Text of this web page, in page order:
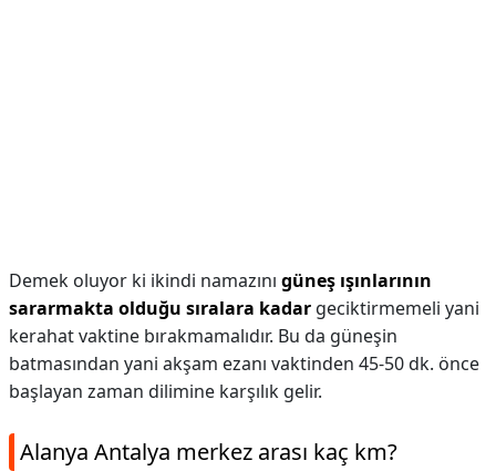
Demek oluyor ki ikindi namazını güneş ışınlarının
sararmakta olduğu sıralara kadar geciktirmemeli yani
kerahat vaktine bırakmamalıdır. Bu da güneşin
batmasından yani akşam ezanı vaktinden 45-50 dk. önce
başlayan zaman dilimine karşılık gelir.
Alanya Antalya merkez arası kaç km?